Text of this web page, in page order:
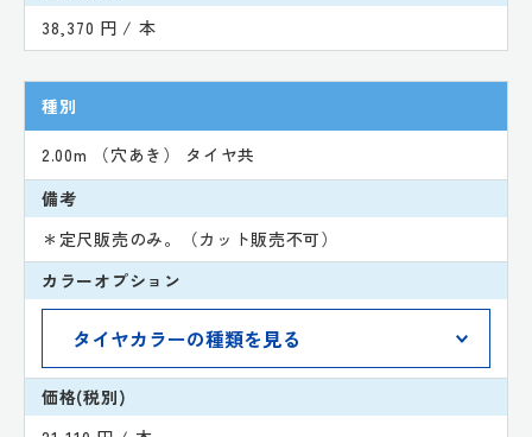
38,370 円 / 本
種別
2.00m （穴あき） タイヤ共
備考
＊定尺販売のみ。（カット販売不可）
カラーオプション
価格(税別)